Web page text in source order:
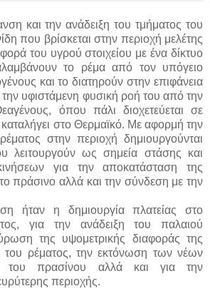
και την ανάδειξη του τμήματος του
που βρίσκεται στην περιοχή μελέτης
του υγρού στοιχείου με ένα δίκτυο
το ρέμα από τον υπόγειο
και το διατηρούν στην επιφάνεια
την υφιστάμενη φυσική ροή του από την
όπου πάλι διοχετεύεται σε
στο Θερμαϊκό. Με αφορμή την
στην περιοχή δημιουργούνται
λειτουργούν ως σημεία στάσης και
για την αποκατάσταση της
πράσινο αλλά και την σύνδεση με την
ήταν η δημιουργία πλατείας στο
για την ανάδειξη του παλαιού
της υψομετρικής διαφοράς της
ρέματος, την εκτόνωση των νέων
του πρασίνου αλλά και για την
περιοχής.